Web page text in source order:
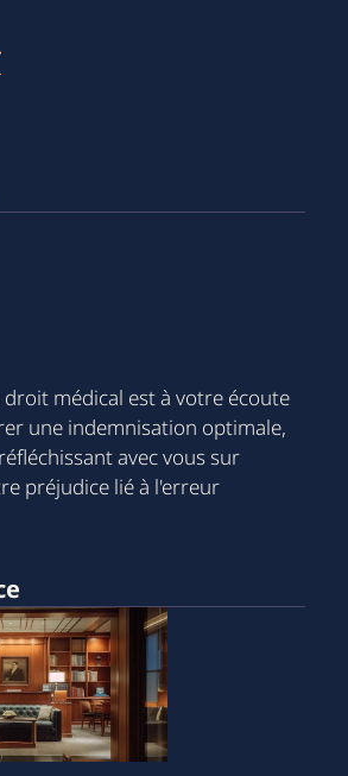
médical est à votre écoute
une indemnisation optimale,
avec vous sur
préjudice lié à l'erreur